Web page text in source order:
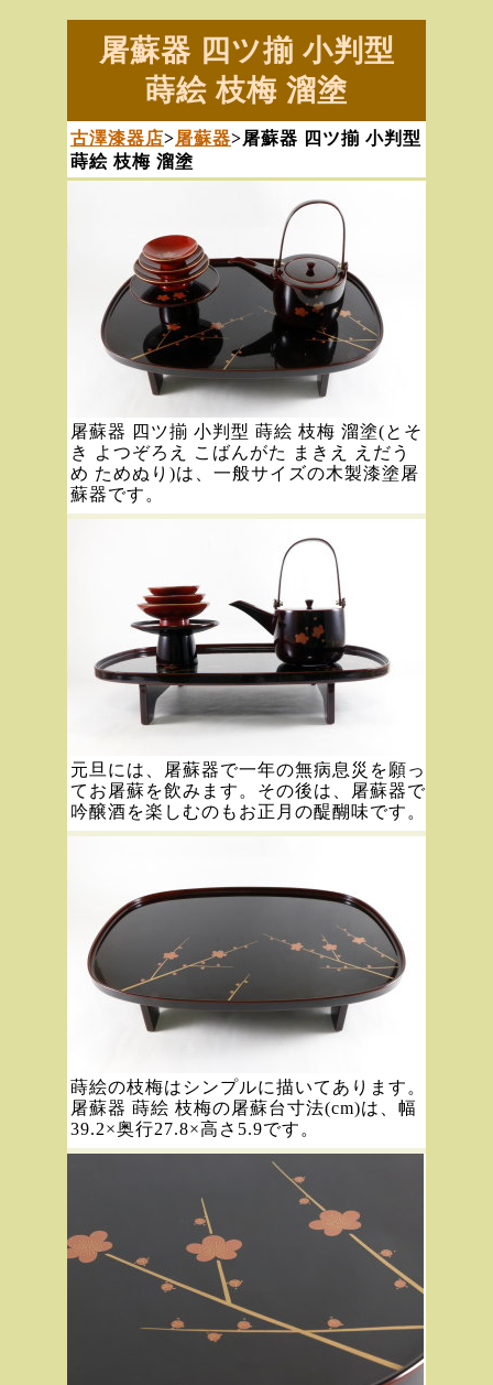
屠蘇器 四ツ揃 小判型
蒔絵 枝梅 溜塗
古澤漆器店>屠蘇器>屠蘇器 四ツ揃 小判型
蒔絵 枝梅 溜塗
屠蘇器 四ツ揃 小判型 蒔絵 枝梅 溜塗(とそ
き よつぞろえ こばんがた まきえ えだう
め ためぬり)は、一般サイズの木製漆塗屠
蘇器です。
元旦には、屠蘇器で一年の無病息災を願っ
てお屠蘇を飲みます。その後は、屠蘇器で
吟醸酒を楽しむのもお正月の醍醐味です。
蒔絵の枝梅はシンプルに描いてあります。
屠蘇器 蒔絵 枝梅の屠蘇台寸法(cm)は、幅
39.2×奥行27.8×高さ5.9です。